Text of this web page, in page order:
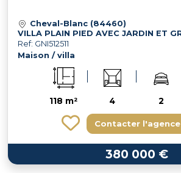
Cheval-Blanc (84460)
Ref: GNI512511
Maison / villa
118 m² 4 2
Contacter l'agence
380 000 €